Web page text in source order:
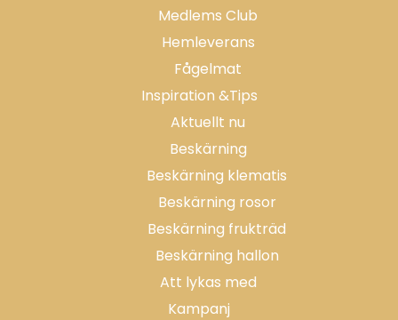
Medlems Club
Hemleverans
Fågelmat
Inspiration &Tips
Aktuellt nu
Beskärning
Beskärning klematis
Beskärning rosor
Beskärning frukträd
Beskärning hallon
Att lykas med
Kampanj